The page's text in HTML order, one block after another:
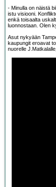
- Minulla on näistä
istu visiooni.
enkä toisaalta
luonnostaan. Olen
Asut nykyään
kaupungit eroavat
nuorelle